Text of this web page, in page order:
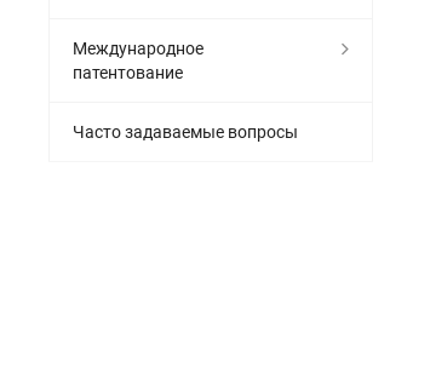
Международное
патентование
Часто задаваемые вопросы